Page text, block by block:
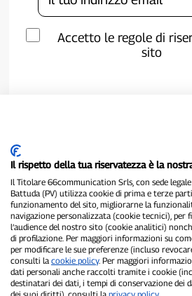
Accetto le regole di
sito
P300.it è una Testata
Registrazione numero 1/2021 del 1/2/
Proprietario ed editore:
02798890188
Direttore Responsabile:Alessandro Secchi
Benedusi
Il rispetto della tua riservatezza è la
Il Titolare 66communication Srls, con sede
Battuda (PV) utilizza cookie di prima e terze
funzionamento del sito, migliorarne la
navigazione personalizzata (cookie tecnici), per
l’audience del nostro sito (cookie analitici)
di profilazione. Per maggiori informazioni su
per modificare le sue preferenze (incluso
consulti la cookie policy. Per maggiori
dati personali anche raccolti tramite i cookie
destinatari dei dati, i tempi di conservazione dei